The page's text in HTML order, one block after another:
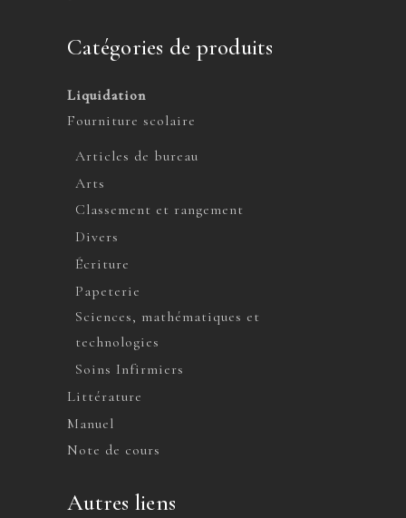
Catégories de produits
Liquidation
Fourniture scolaire
Articles de bureau
Arts
Classement et rangement
Divers
Écriture
Papeterie
Sciences, mathématiques et
technologies
Soins Infirmiers
Littérature
Manuel
Note de cours
Autres liens